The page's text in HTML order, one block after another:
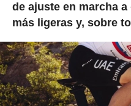
de ajuste en marcha
más ligeras y, sobre